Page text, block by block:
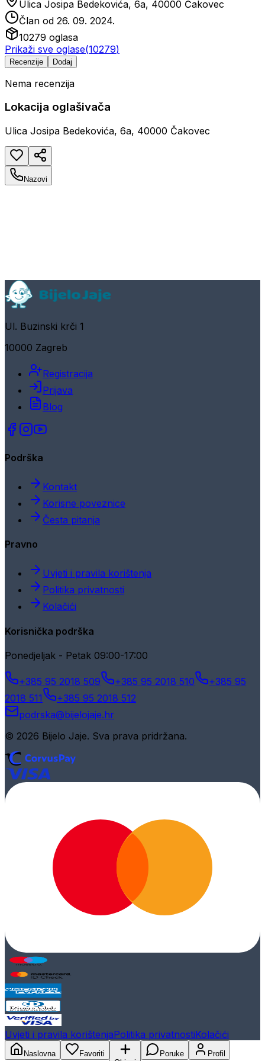
Ulica Josipa Bedekovića, 6a, 40000 Čakovec
Član od 26. 09. 2024.
10279 oglasa
Prikaži sve oglase(10279)
Recenzije Dodaj
Nema recenzija
Lokacija oglašivača
Ulica Josipa Bedekovića, 6a, 40000 Čakovec
Nazovi
Ul. Buzinski krči 1
10000 Zagreb
Registracija
Prijava
Blog
Podrška
Kontakt
Korisne poveznice
Česta pitanja
Pravno
Uvjeti i pravila korištenja
Politika privatnosti
Kolačići
Korisnička podrška
Ponedjeljak - Petak 09:00-17:00
+385 95 2018 509 +385 95 2018 510
+385 95
2018 511
+385 95 2018 512
podrska@bijelojaje.hr
© 2026 Bijelo Jaje. Sva prava pridržana.
Uvjeti i pravila korištenjaPolitika privatnostiKolačići
Naslovna
Favoriti
Poruke Profil